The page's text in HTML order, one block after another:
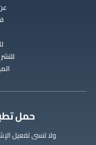
‫حمل
ولا تنسى تفعيل